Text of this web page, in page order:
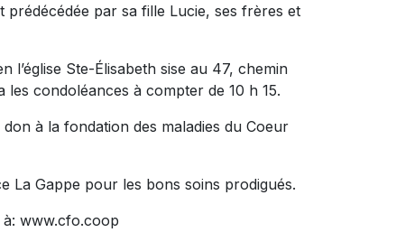
par sa fille Lucie, ses frères et
l’église Ste-Élisabeth sise au 47, chemin
condoléances à compter de 10 h 15.
à la fondation des maladies du Coeur
La Gappe pour les bons soins prodigués.
www.cfo.coop